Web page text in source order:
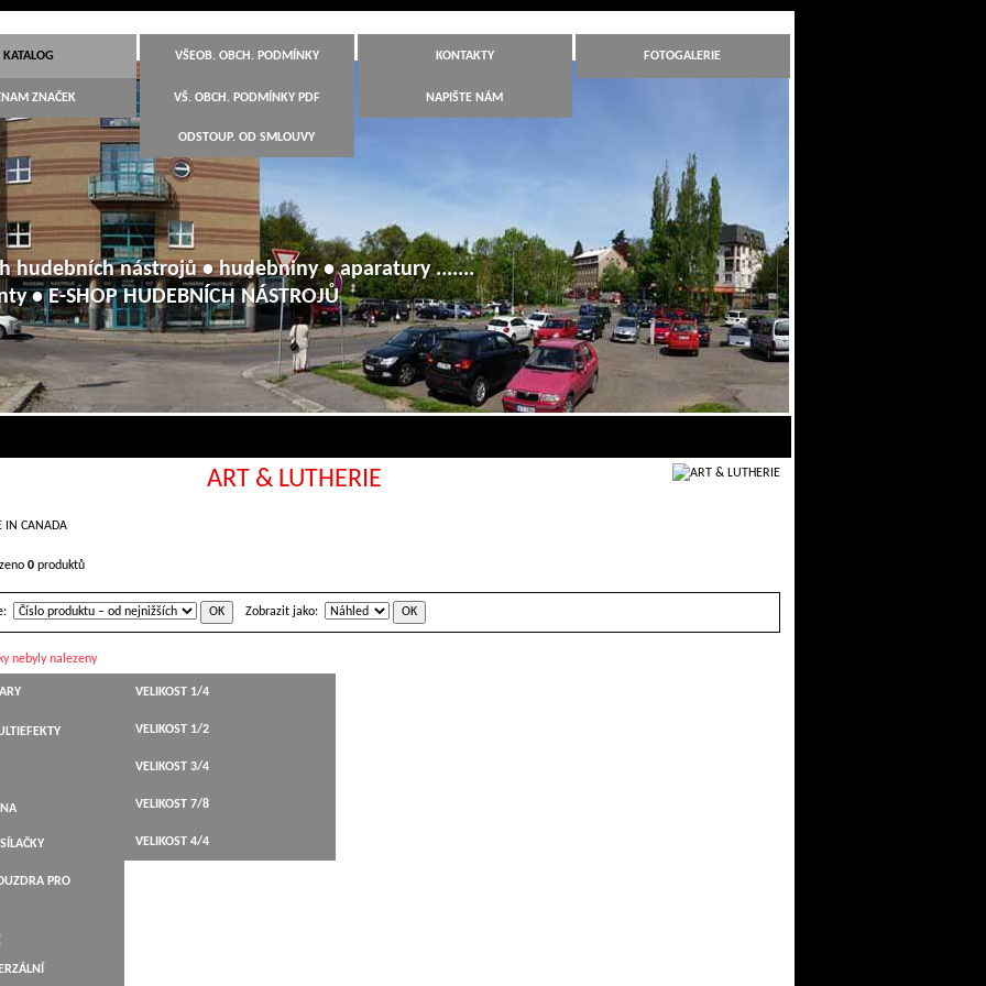
KATALOG
ZNAČEK
VŠEOB. OBCH. PODMÍNKY
VŠ. OBCH. PODMÍNKY PDF
ODSTOUP. OD SMLOUVY
KONTAKTY
NAPIŠTE NÁM
FOTOGALERIE
hudebních nástrojů • hudebniny • aparatury .......
• E-SHOP HUDEBNÍCH NÁSTROJŮ
ART & LUTHERIE
IN CANADA
0 produktů
Zobrazit jako:
nebyly nalezeny
VELIKOST 1/4
VELIKOST 1/2
VELIKOST 3/4
VELIKOST 7/8
VELIKOST 4/4
PRO